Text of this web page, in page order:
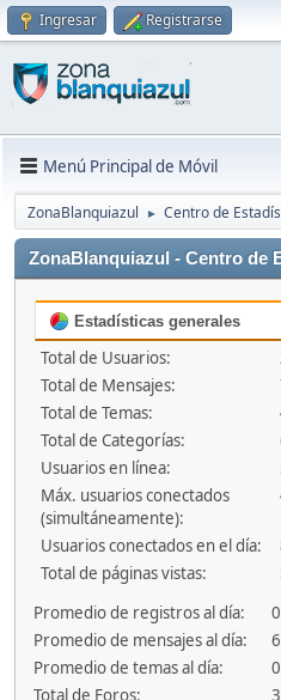
Ingresar Registrarse
Menú Principal de Móvil
ZonaBlanquiazul ► Centro de
ZonaBlanquiazul - Centro de
Estadísticas generales
Total de Usuarios:
Total de Mensajes:
Total de Temas:
Total de Categorías:
Usuarios en línea:
Máx. usuarios conectados
(simultáneamente):
Usuarios conectados en el día:
Total de páginas vistas:
Promedio de registros al día:
Promedio de mensajes al día:
Promedio de temas al día:
Total de Foros: